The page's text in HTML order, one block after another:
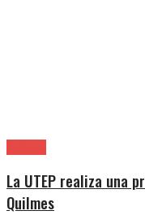
La UTEP realiza una
Quilmes